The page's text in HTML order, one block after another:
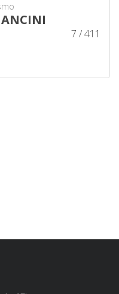
7 / 411